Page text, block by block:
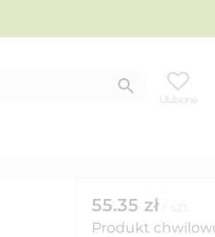
Ulubione
55.35 zł
Produkt